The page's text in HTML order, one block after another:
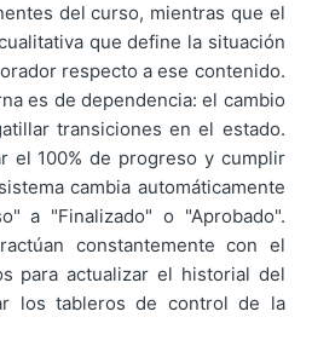
del curso, mientras que el
que define la situación
respecto a ese contenido.
es de dependencia: el cambio
transiciones en el estado.
el 100% de progreso y cumplir
cambia automáticamente
a "Finalizado" o "Aprobado".
constantemente con el
para actualizar el historial del
los tableros de control de la